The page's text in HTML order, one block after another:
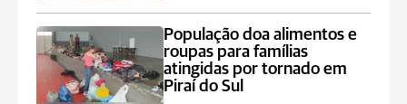
População doa alimentos e
roupas para famílias
atingidas por tornado em
Piraí do Sul